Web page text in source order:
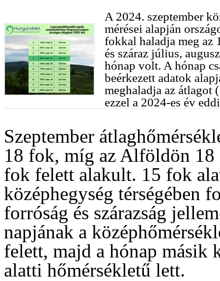
A 2024. szeptember
mérései alapján
fokkal haladja meg az
és száraz július,
hónap volt. A hónap
beérkezett adatok
meghaladja az átlagot
ezzel a 2024-es év
Szeptember
18 fok, míg az Alföldön
fok felett alakult. 15 fok
középhegység térségében
forróság és szárazság
napjának a
felett, majd a hónap másik
alatti hőmérsékletű lett.